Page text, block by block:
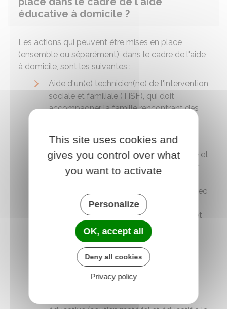
éducative à domicile ?
Les actions qui peuvent être mises en place
(ensemble ou séparément), dans le cadre de l'aide
à domicile, sont les suivantes :
Aide d'un(e) technicien(ne) de l'intervention
sociale et familiale (TISF), qui doit
accompagner la famille rencontrant des
Aide d'une aide-ménagère
Accompagnement en économie sociale et
familiale (AESF). Celui-ci est effectué par
un professionnel formé à l'économie
sociale et familiale pour comprendre, avec
la famille, la nature des difficultés
rencontrées sur le plan financier. Il permet
d'organiser la gestion du budget.
Versement d'aides financières
exceptionnelles ou d'allocations
mensuelles, à titre définitif ou sous
condition de remboursement
This site uses cookies and
gives you control over what
you want to activate
Personalize
OK, accept all
Deny all cookies
Privacy policy